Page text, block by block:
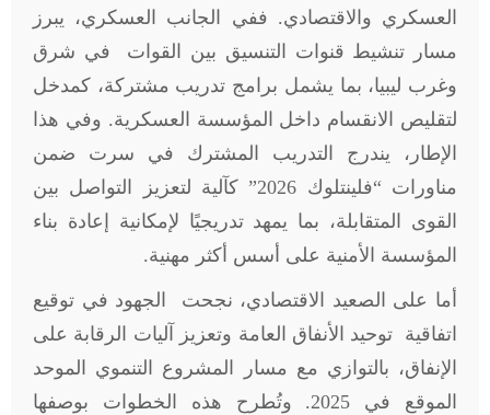
العسكري والاقتصادي. ففي الجانب العسكري، يبرز
مسار تنشيط قنوات التنسيق بين القوات في شرق
وغرب ليبيا، بما يشمل برامج تدريب مشتركة، كمدخل
لتقليص الانقسام داخل المؤسسة العسكرية. وفي هذا
الإطار، يندرج التدريب المشترك في سرت ضمن
مناورات “فلينتلوك 2026” كآلية لتعزيز التواصل بين
القوى المتقابلة، بما يمهد تدريجيًا لإمكانية إعادة بناء
المؤسسة الأمنية على أسس أكثر مهنية.
أما على الصعيد الاقتصادي، نجحت الجهود في توقيع
اتفاقية توحيد الأنفاق العامة وتعزيز آليات الرقابة على
الإنفاق، بالتوازي مع مسار المشروع التنموي الموحد
الموقع في 2025. وتُطرح هذه الخطوات بوصفها